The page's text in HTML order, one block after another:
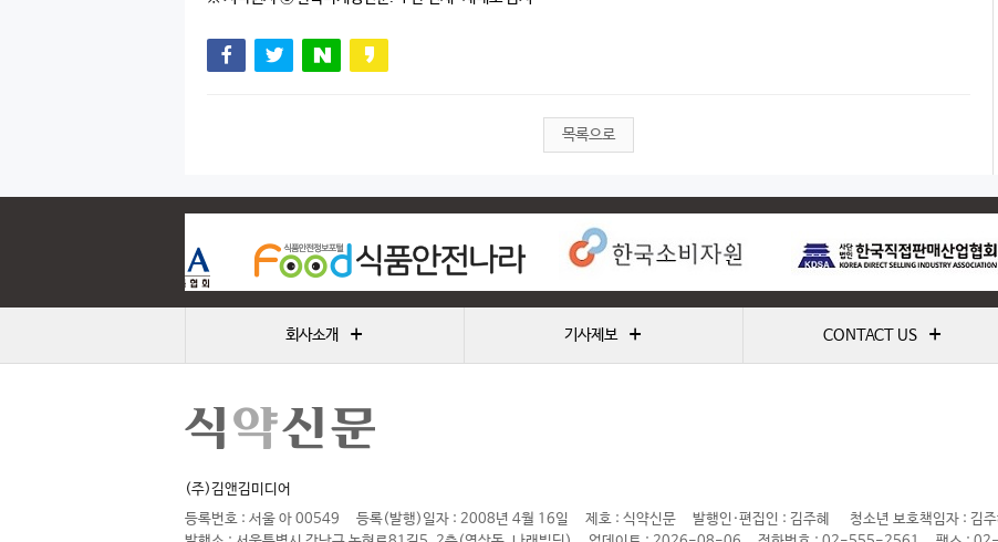
목록으로
회사소개 + 기사제보 + CONTACT US +
(주)김앤김미디어
등록번호 : 서울 아 00549
등록(발행)일자 : 2008년 4월 16일 제호 : 식약신문 발행인·편집인 : 김주혜
청소년 보호책임자 : 김주